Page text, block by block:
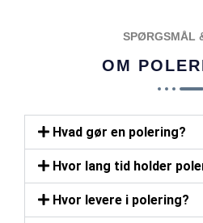
SPØRGSMÅL
OM
Hvad gør en polering?
Hvor lang tid holder
Hvor levere i polering?